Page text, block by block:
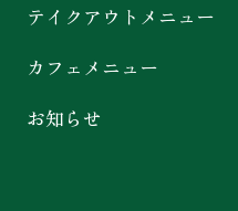
テイクアウトメニュー
カフェメニュー
お知らせ